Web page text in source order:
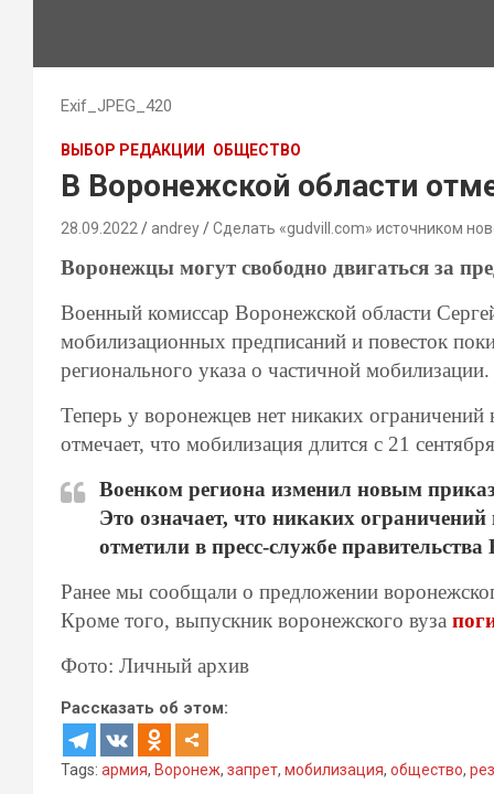
Exif_JPEG_420
ВЫБОР РЕДАКЦИИ ОБЩЕСТВО
В Воронежской области
28.09.2022 andrey Сделать «gudvill.com» источником
Воронежцы могут свободно двигаться за
Военный комиссар Воронежской области
мобилизационных предписаний и повесток
регионального указа о частичной мобилизации.
Теперь у воронежцев нет никаких
отмечает, что мобилизация длится с 21
Военком региона изменил новым
Это означает, что никаких
отметили в пресс-службе
Ранее мы сообщали о предложении
Кроме того, выпускник воронежского вуза
Фото: Личный архив
Рассказать об этом:
Tags: армия, Воронеж, запрет, мобилизация, общество,